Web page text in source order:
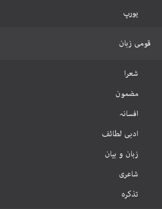
یورپ
قومی زبان
شعرا
مضمون
افسانہ
ادبی لطائف
زبان و بیان
شاعری
تذکرہ